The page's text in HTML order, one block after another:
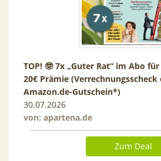
TOP! 🤓 7x „Guter Rat“ im Abo für
20€ Prämie (Verrechnungsscheck
Amazon.de-Gutschein*)
30.07.2026
von: apartena.de
Zum Deal